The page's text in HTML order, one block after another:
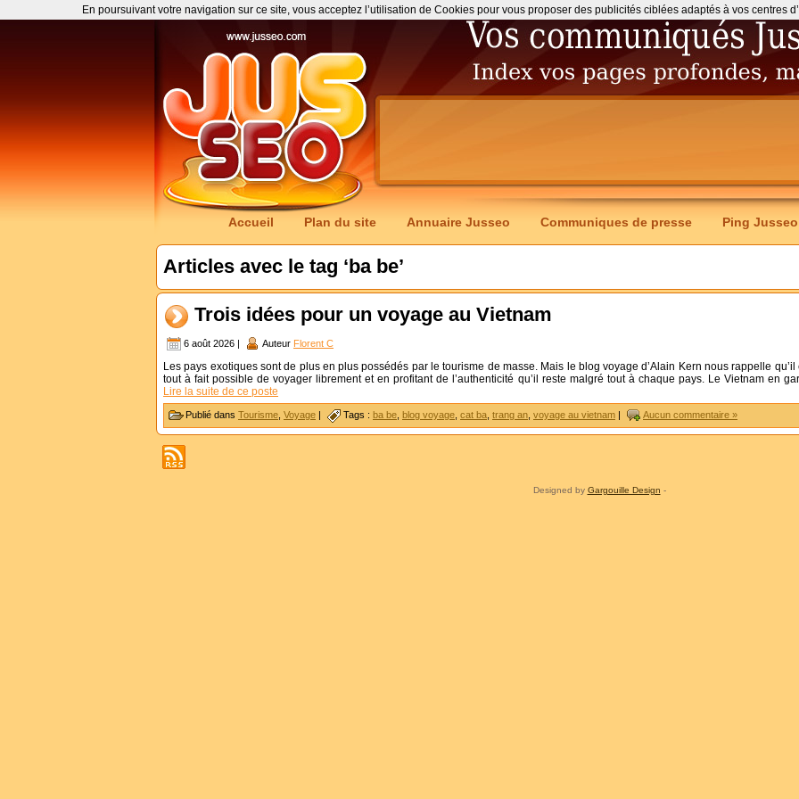
Accueil Plan du site Annuaire Jusseo Communiques de presse Ping Jusseo
Articles avec le tag ‘ba be’
Trois idées pour un voyage au Vietnam
6 août 2026 | Auteur Florent C
Les pays exotiques sont de plus en plus possédés par le tourisme de masse. Mais le blog voyage d’Alain Kern nous rappelle qu’il
tout à fait possible de voyager librement et en profitant de l’authenticité qu’il reste malgré tout à chaque pays. Le Vietnam en
Lire la suite de ce poste
Publié dans Tourisme Voyage | Tags : ba be blog voyage cat ba trang an voyage au vietnam | Aucun commentaire »
Designed by Gargouille Design -
En poursuivant votre navigation sur ce site, vous acceptez l’utilisation de Cookies pour vous proposer des publicités ciblées adaptés à vos centres